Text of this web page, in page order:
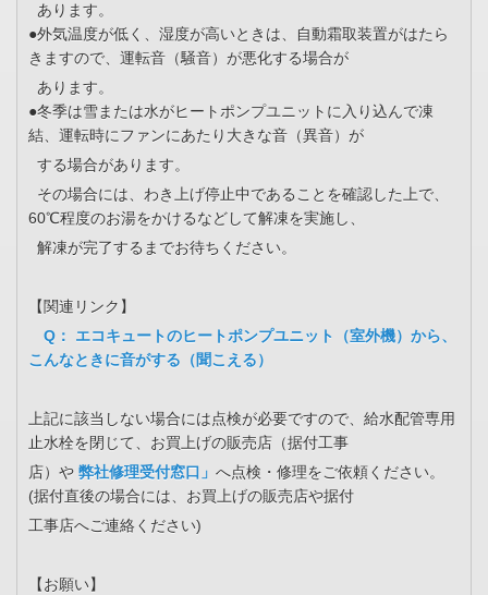
あります。
●外気温度が低く、湿度が高いときは、自動霜取装置がはたら
きますので、運転音（騒音）が悪化する場合が
あります。
●冬季は雪または水がヒートポンプユニットに入り込んで凍
結、運転時にファンにあたり大きな音（異音）が
する場合があります。
その場合には、わき上げ停止中であることを確認した上で、
60℃程度のお湯をかけるなどして解凍を実施し、
解凍が完了するまでお待ちください。
【関連リンク】
Q： エコキュートのヒートポンプユニット（室外機）から、
こんなときに音がする（聞こえる）
上記に該当しない場合には点検が必要ですので、給水配管専用
止水栓を閉じて、お買上げの販売店（据付工事
店）や 弊社修理受付窓口」 へ点検・修理をご依頼ください。
(据付直後の場合には、お買上げの販売店や据付
工事店へご連絡ください)
【お願い】